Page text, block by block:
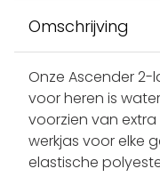
Omschrijving
Onze Ascender
voor heren is
voorzien van
werkjas voor elke
elastische